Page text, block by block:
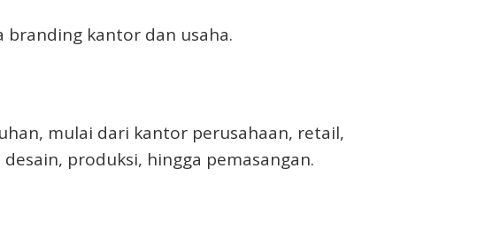
branding kantor dan usaha.
mulai dari kantor perusahaan, retail,
produksi, hingga pemasangan.